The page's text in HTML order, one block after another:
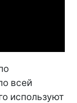
всей
используют